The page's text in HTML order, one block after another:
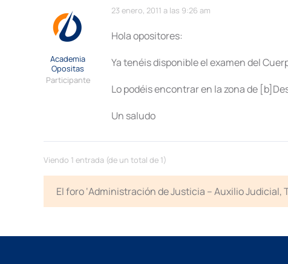
23 enero, 2011 a las 9:26 am
Academia
Opositas
Participante
Hola opositores:
Ya tenéis disponible el examen del
Lo podéis encontrar en la zona de
Un saludo
Viendo 1 entrada (de un total de 1)
El foro ‘Administración de Justicia – Auxilio